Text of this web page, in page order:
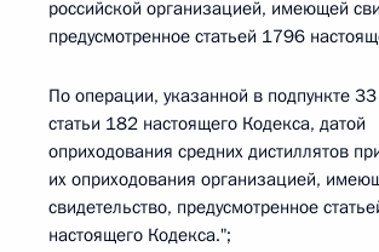
российской организацией, имеющей
предусмотренное статьей 1796
По операции, указанной в подпункте
статьи 182 настоящего Кодекса, датой
оприходования средних дистиллятов
их оприходования организацией,
свидетельство, предусмотренное
настоящего Кодекса.";